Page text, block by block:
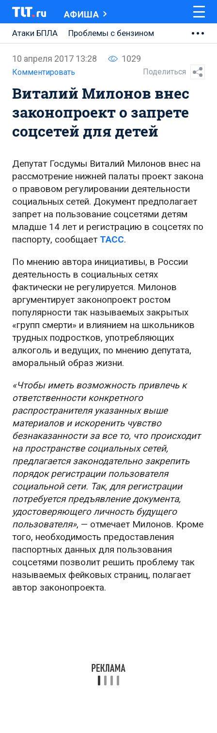
АФИША
Атаки БПЛА
Проблемы с бензином
Ремонт Центральной площади
Ремонт Обводного шоссе
Набережная Тольятти
Неделя Тольятти
10 апреля 2017 13:28 1029
Комментировать Поделиться
Виталий Милонов внес
законопроект о запрете
соцсетей для детей
Депутат Госдумы Виталий Милонов внес на
рассмотрение нижней палаты проект закона
о правовом регулировании деятельности
социальных сетей. Документ предполагает
запрет на пользование соцсетями детям
младше 14 лет и регистрацию в соцсетях по
паспорту, сообщает ТАСС.
По мнению автора инициативы, в России
деятельность в социальных сетях
фактически не регулируется. Милонов
аргументирует законопроект ростом
популярности так называемых закрытых
«групп смерти» и влиянием на школьников
трудных подростков, употребляющих
алкоголь и ведущих, по мнению депутата,
аморальный образ жизни.
«Чтобы иметь возможность привлечь к
ответственности конкретного
распространителя указанных выше
материалов и искоренить чувство
безнаказанности за все то, что происходит
на пространстве социальных сетей,
предлагается законодательно закрепить
порядок регистрации пользователя
социальной сети. Так, для регистрации
потребуется предъявление документа,
удостоверяющего личность будущего
пользователя», — отмечает Милонов. Кроме
того, необходимость предоставления
паспортных данных для пользования
соцсетями позволит решить проблему так
называемых фейковых страниц, полагает
автор законопроекта.